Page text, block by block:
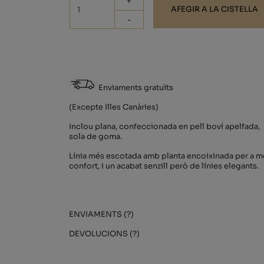
-
AFEGIR A LA CISTELLA
Enviaments gratuïts
(Excepte Illes Canàries)
Inclou plana, confeccionada en pell boví apelfada,
sola de goma.
Línia més escotada amb planta encoixinada per a
confort, i un acabat senzill però de línies elegants.
ENVIAMENTS (?)
DEVOLUCIONS (?)